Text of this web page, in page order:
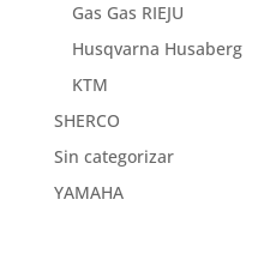
Gas Gas RIEJU
Husqvarna Husaberg
KTM
SHERCO
Sin categorizar
YAMAHA